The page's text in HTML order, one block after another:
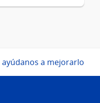
ayúdanos a mejorarlo